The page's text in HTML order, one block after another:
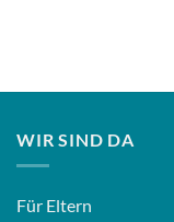
WIR SIND DA
Für Eltern